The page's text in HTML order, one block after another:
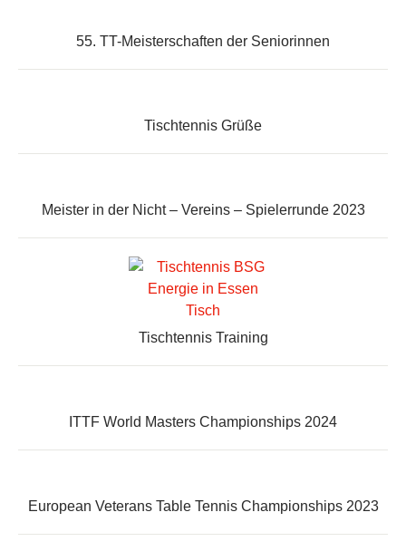
55. TT-Meisterschaften der Seniorinnen
Tischtennis Grüße
Meister in der Nicht – Vereins – Spielerrunde 2023
Tischtennis Training
ITTF World Masters Championships 2024
European Veterans Table Tennis Championships 2023